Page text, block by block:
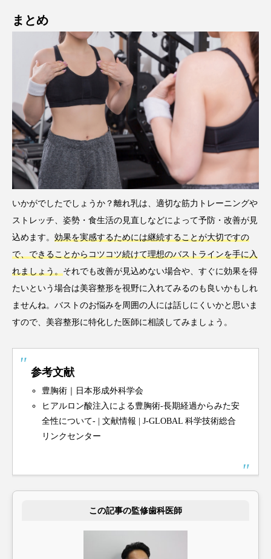
まとめ
いかがでしたでしょうか？離れ乳は、適切な筋力トレーニングや
ストレッチ、姿勢・食生活の見直しなどによって予防・改善が見
込めます。 効果を実感するためには継続することが大切ですの
で、できることからコツコツ続けて理想のバストラインを手に入
れましょう。それでも改善が見込めない場合や、すぐに効果を得
たいという場合は美容整形を視野に入れてみるのも良いかもしれ
ませんね。バストのお悩みを周囲の人には話しにくいかと思いま
すので、美容整形に特化した医師に相談してみましょう。
参考文献
豊胸術｜日本形成外科学会
ヒアルロン酸注入による豊胸術-長期経過からみた安
全性について- | 文献情報 | J-GLOBAL 科学技術総合
リンクセンター
この記事の監修歯科医師